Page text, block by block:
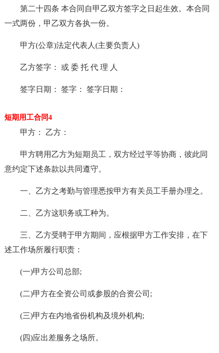
第二十四条 本合同自甲乙双方签字之日起生效。本合同
一式两份，甲乙双方各执一份。
甲方(公章)法定代表人(主要负责人)
乙方签字： 或 委 托 代 理 人
签字日期： 签字： 签字日期：
短期用工合同4
甲方： 乙方：
甲方聘用乙方为短期员工，双方经过平等协商，彼此同
意约定下述条款以共同遵守。
一、乙方之考勤与管理悉按甲方有关员工手册办理之。
二、乙方这职务或工种为。
三、乙方受聘于甲方期间，应根据甲方工作安排，在下
述工作场所履行职责：
(一)甲方公司总部;
(二)甲方在全资公司或参股的合资公司;
(三)甲方在内地省份机构及境外机构;
(四)应出差服务之场所。